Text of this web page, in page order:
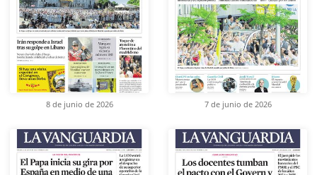
8 de junio de 2026 7 de junio de 2026